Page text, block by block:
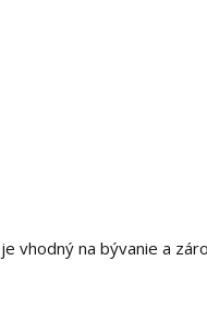
vhodný na bývanie a